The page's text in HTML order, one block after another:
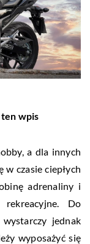
wpis
a dla innych
w czasie ciepłych
adrenaliny i
rekreacyjne. Do
jednak
wyposażyć się